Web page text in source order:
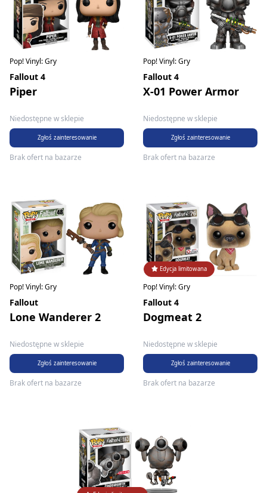
Pop! Vinyl: Gry
Fallout 4
Piper
Niedostępne w sklepie
Zgłoś zainteresowanie
Brak ofert na bazarze
Pop! Vinyl: Gry
Fallout 4
X-01 Power Armor
Niedostępne w sklepie
Zgłoś zainteresowanie
Brak ofert na bazarze
Pop! Vinyl: Gry
Fallout
Lone Wanderer 2
Niedostępne w sklepie
Zgłoś zainteresowanie
Brak ofert na bazarze
Edycja limitowana
Pop! Vinyl: Gry
Fallout 4
Dogmeat 2
Niedostępne w sklepie
Zgłoś zainteresowanie
Brak ofert na bazarze